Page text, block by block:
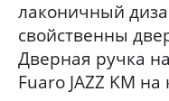
лаконичный
свойственны
Дверная ручка
Fuaro JAZZ KM